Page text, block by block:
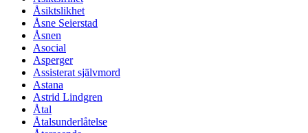
Åsiktslikhet
Åsne Seierstad
Åsnen
Asocial
Asperger
Assisterat självmord
Astana
Astrid Lindgren
Åtal
Åtalsunderlåtelse